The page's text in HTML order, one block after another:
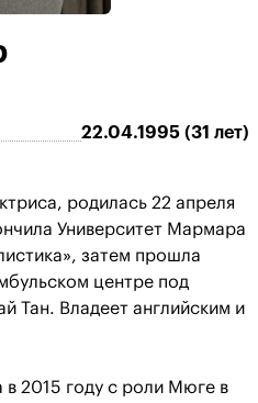
22.04.1995 (31 лет)
родилась 22 апреля
Университет Мармара
затем прошла
центре под
Тан. Владеет английским и
в 2015 году с роли Мюге в